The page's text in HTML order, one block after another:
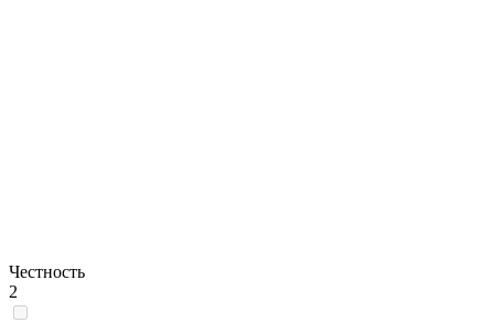
Честность
2